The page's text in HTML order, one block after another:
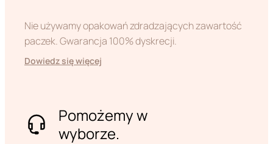
Nie używamy opakowań zdradzających zawartość
paczek. Gwarancja 100% dyskrecji.
Dowiedz się więcej
Pomożemy w
wyborze.